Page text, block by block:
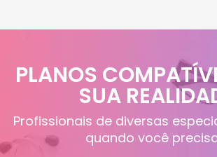
PLANOS
SUA
Profissionais de diversas
quando você